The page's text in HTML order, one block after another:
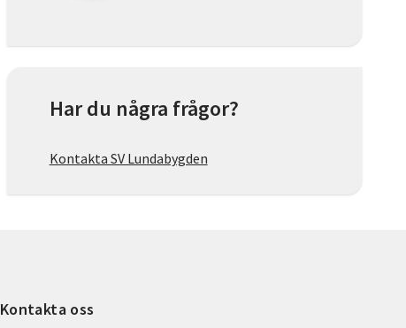
Har du några frågor?
Kontakta SV Lundabygden
Kontakta oss